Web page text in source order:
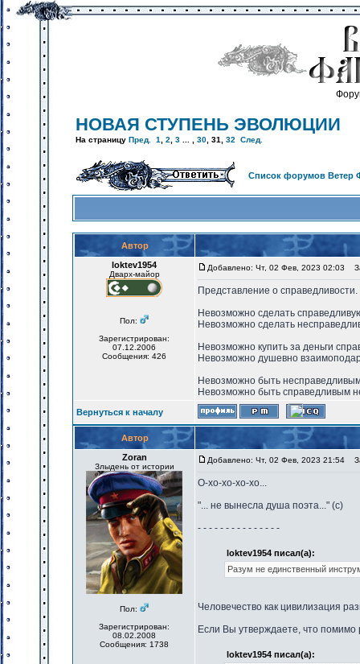
НОВАЯ СТУПЕНЬ ЭВОЛЮЦИИ
На страницу Пред. 1 2 3 30 31 32 След.
Список форумов Ветер
Автор
loktev1954
Дварх-майор
Пол:
Зарегистрирован:
07.12.2006
Сообщения: 426
Добавлено: Чт, 02 Фев, 2023 02:03
Представление о справедливости.
Невозможно сделать
Невозможно сделать
Невозможно купить за деньги
Невозможно душевно
Невозможно быть
Невозможно быть справедливым
Вернуться к началу
Автор
Zoran
Злыдень от истории
Пол:
Зарегистрирован:
08.02.2008
Сообщения: 1738
Добавлено: Чт, 02 Фев, 2023 21:54
О-хо-хо-хо-хо...
"... не вынесла душа поэта..." (с)
- - - - - - - - - - - - - - -
loktev1954 писал(а):
Разум не единственный
Человечество как цивилизация
Если Вы утверждаете, что помимо
loktev1954 писал(а):